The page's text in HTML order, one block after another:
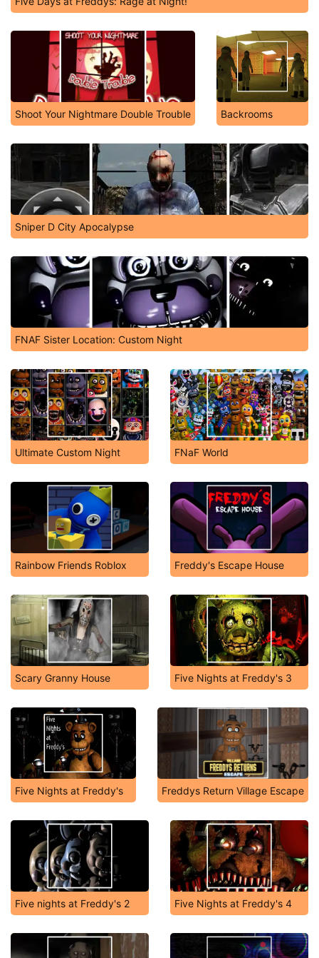
Shoot Your Nightmare Double Trouble Backrooms
Sniper D City Apocalypse
FNAF Sister Location: Custom Night
Ultimate Custom Night FNaF World
Rainbow Friends Roblox Freddy's Escape House
Scary Granny House Five Nights at Freddy's 3
Five Nights at Freddy's Freddys Return Village Escape
Five nights at Freddy's 2 Five Nights at Freddy's 4